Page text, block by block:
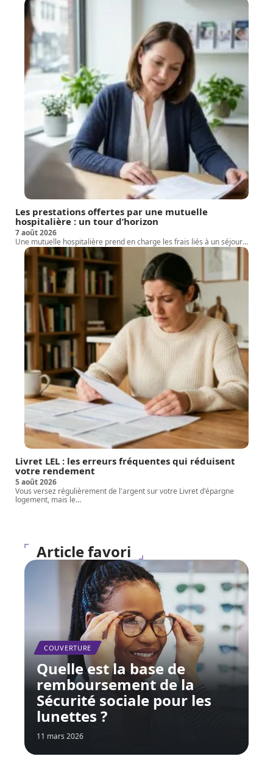
Les prestations offertes par une mutuelle
hospitalière : un tour d’horizon
7 août 2026
Une mutuelle hospitalière prend en charge les frais liés à un séjour…
Livret LEL : les erreurs fréquentes qui réduisent
votre rendement
5 août 2026
Vous versez régulièrement de l'argent sur votre Livret d'épargne
logement, mais le…
Article favori
COUVERTURE
Quelle est la base de
remboursement de la
Sécurité sociale pour les
lunettes ?
11 mars 2026